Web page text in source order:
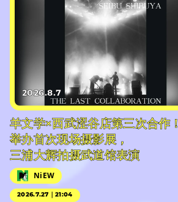
2026.8.7
羊文学×西武涩谷店第三次合作！
举办首次现场摄影展，
三浦大辉拍摄武道馆表演
NiEW
2026.7.27｜21:04